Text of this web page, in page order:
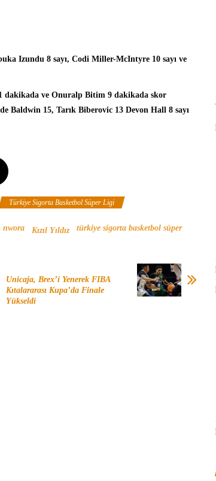
Izundu 8 sayı, Codi Miller-McIntyre 10 sayı ve
dakikada ve Onuralp Bitim 9 dakikada skor
Baldwin 15, Tarık Biberovic 13 Devon Hall 8 sayı
Türkiye Sigorta Basketbol Süper Ligi
nwora Kızıl Yıldız
türkiye sigorta basketbol süper
Unicaja, Brex’i Yenerek FIBA
Kıtalararası Kupa’da Finale
Yükseldi